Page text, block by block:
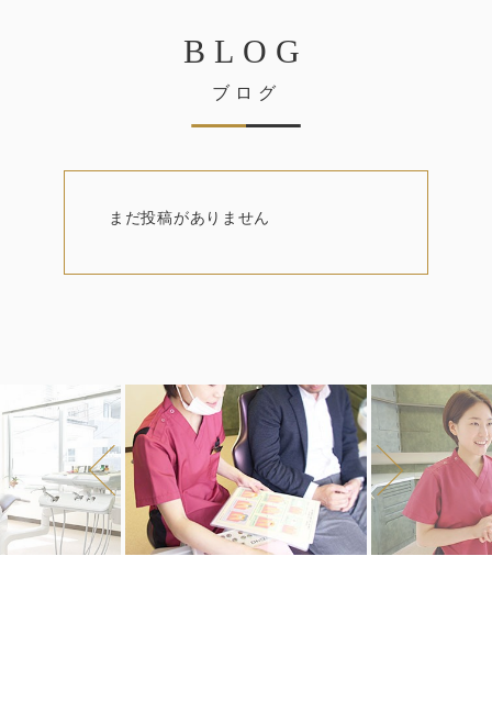
BLOG
ブログ
まだ投稿がありません